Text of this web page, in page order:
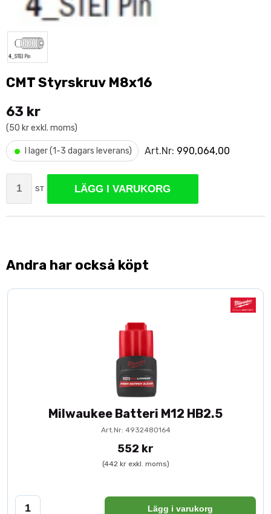
CMT Styrskruv M8x16
63 kr
(50 kr exkl. moms)
• I lager (1-3 dagars leverans) Art.Nr: 990,064,00
ST LÄGG I VARUKORG
Andra har också köpt
Milwaukee Batteri M12 HB2.5
Art.Nr: 4932480164
552 kr
(442 kr exkl. moms)
Lägg i varukorg